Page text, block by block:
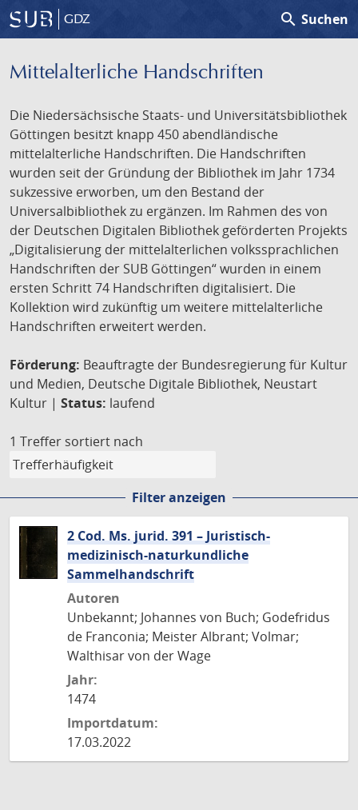
GDZ search Suchen
Mittelalterliche Handschriften
Die Niedersächsische Staats- und Universitätsbibliothek
Göttingen besitzt knapp 450 abendländische
mittelalterliche Handschriften. Die Handschriften
wurden seit der Gründung der Bibliothek im Jahr 1734
sukzessive erworben, um den Bestand der
Universalbibliothek zu ergänzen. Im Rahmen des von
der Deutschen Digitalen Bibliothek geförderten Projekts
„Digitalisierung der mittelalterlichen volkssprachlichen
Handschriften der SUB Göttingen“ wurden in einem
ersten Schritt 74 Handschriften digitalisiert. Die
Kollektion wird zukünftig um weitere mittelalterliche
Handschriften erweitert werden.
Förderung: Beauftragte der Bundesregierung für Kultur
und Medien, Deutsche Digitale Bibliothek, Neustart
Kultur | Status: laufend
1 Treffer sortiert nach
Filter anzeigen
2 Cod. Ms. jurid. 391 – Juristisch-
medizinisch-naturkundliche
Sammelhandschrift
Autoren
Unbekannt; Johannes von Buch; Godefridus
de Franconia; Meister Albrant; Volmar;
Walthisar von der Wage
Jahr:
1474
Importdatum:
17.03.2022